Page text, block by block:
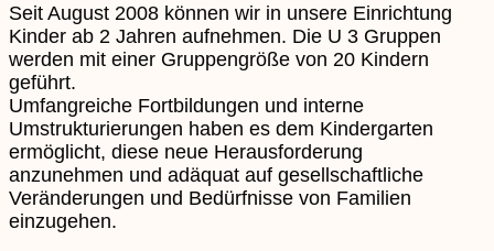
Seit August 2008 können wir in unsere Einrichtung
Kinder ab 2 Jahren aufnehmen. Die U 3 Gruppen
werden mit einer Gruppengröße von 20 Kindern
geführt.
Umfangreiche Fortbildungen und interne
Umstrukturierungen haben es dem Kindergarten
ermöglicht, diese neue Herausforderung
anzunehmen und adäquat auf gesellschaftliche
Veränderungen und Bedürfnisse von Familien
einzugehen.